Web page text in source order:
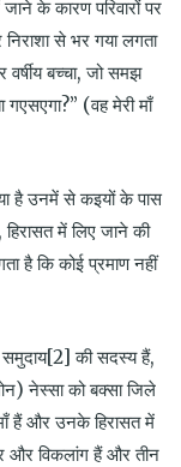
के कारण परिवारों पर
से भर गया लगता
बच्चा, जो समझ
गएसएगा?” (वह मेरी माँ
है उनमें से कइयों के पास
में लिए जाने की
है कि कोई प्रमाण नहीं
समुदाय[2] की सदस्य हैं,
नेस्सा को बक्सा जिले
हैं और उनके हिरासत में
और विकलांग हैं और तीन